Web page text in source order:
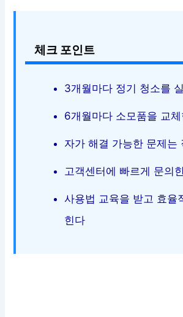
체크 포인트
3개월마다 정기 청소를
6개월마다 소모품을 교
자가 해결 가능한 문제는
고객센터에 빠르게 문의
사용법 교육을 받고 효율
힌다